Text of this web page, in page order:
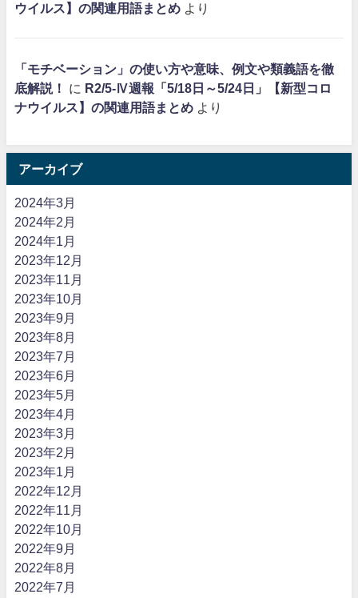
ウイルス】の関連用語まとめ より
「モチベーション」の使い方や意味、例文や類義語を徹
底解説！
に R2/5-Ⅳ週報「5/18日～5/24日」【新型コロ
ナウイルス】の関連用語まとめ より
アーカイブ
2024年3月
2024年2月
2024年1月
2023年12月
2023年11月
2023年10月
2023年9月
2023年8月
2023年7月
2023年6月
2023年5月
2023年4月
2023年3月
2023年2月
2023年1月
2022年12月
2022年11月
2022年10月
2022年9月
2022年8月
2022年7月